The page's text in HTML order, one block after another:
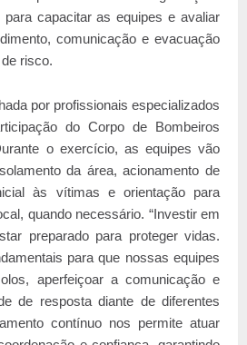
para capacitar as equipes e avaliar
comunicação e evacuação
risco.
por profissionais especializados
do Corpo de Bombeiros
o exercício, as equipes vão
da área, acionamento de
às vítimas e orientação para
quando necessário. “Investir em
preparado para proteger vidas.
para que nossas equipes
aperfeiçoar a comunicação e
de resposta diante de diferentes
contínuo nos permite atuar